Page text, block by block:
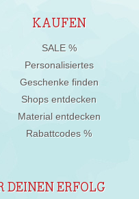
KAUFEN
SALE %
Personalisiertes
Geschenke finden
Shops entdecken
Material entdecken
Rabattcodes %
DEINEN ERFOLG